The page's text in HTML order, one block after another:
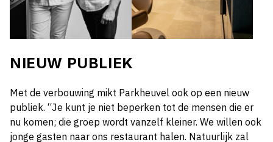
NIEUW PUBLIEK
Met de verbouwing mikt Parkheuvel ook op een nieuw
publiek. “Je kunt je niet beperken tot de mensen die er
nu komen; die groep wordt vanzelf kleiner. We willen ook
jonge gasten naar ons restaurant halen. Natuurlijk zal